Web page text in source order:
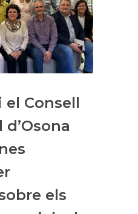
el Consell
els